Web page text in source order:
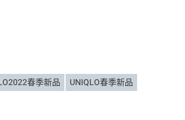
春季新品
UNIQLO春季新品